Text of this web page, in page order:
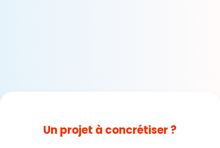
Un projet à concrétiser ?